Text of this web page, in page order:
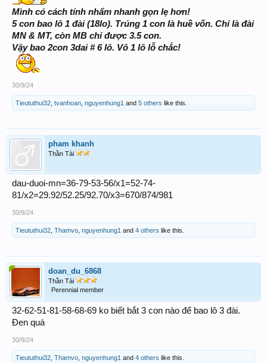
Mình có cách tính nhẩm nhanh gọn lẹ hơn!
5 con bao lô 1 đài (18lo). Trúng 1 con là huề vốn. Chỉ là đài
MN & MT, còn MB chỉ được 3.5 con.
Vậy bao 2con 3dai # 6 lô. Vô 1 lô lỗ chắc!
30/9/24
Tieututhui32 tvanhoan nguyenhung1 and 5 others like this.
pham khanh
Thần Tài
dau-duoi-mn=36-79-53-56/x1=52-74-
81/x2=29.92/52.25/92.70/x3=670/874/981
30/9/24
Tieututhui32 Thamvo nguyenhung1 and 4 others like this.
doan_du_6868
Thần Tài
Perennial member
32-62-51-81-58-68-69 ko biết bắt 3 con nào để bao lô 3 đài.
Đen quá
30/9/24
Tieututhui32 Thamvo nguyenhung1 and 4 others like this.